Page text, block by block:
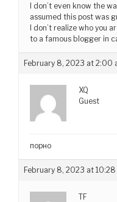
I don’t even know the
assumed this post was
I don’t realize who you
to a famous blogger in
February 8, 2023 at 2:00
XQ
Guest
порно
February 8, 2023 at 10:28
TF